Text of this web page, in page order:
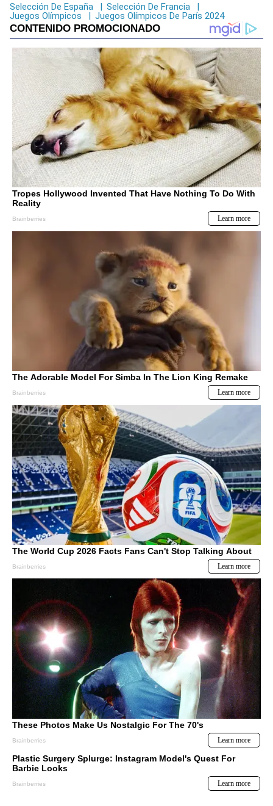
Selección De España | Selección De Francia
|
Juegos Olímpicos
| Juegos Olímpicos De París 2024